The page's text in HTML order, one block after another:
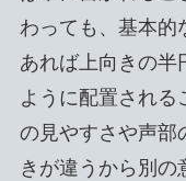
わっても、基本的
あれば上向きの半
ように配置される
の見やすさや声部
きが違うから別の